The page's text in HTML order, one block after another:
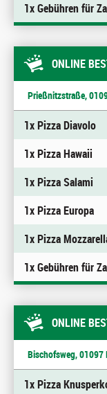
1x Gebühren für
ONLINE
Prießnitzstraße,
1x Pizza Diavolo
1x Pizza Hawaii
1x Pizza Salami
1x Pizza Europa
1x Pizza
1x Gebühren für
ONLINE
Bischofsweg, 01097
1x Pizza